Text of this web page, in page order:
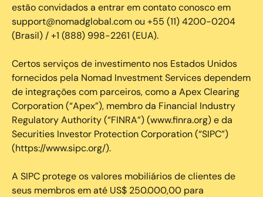
estão convidados a entrar em contato conosco em
support@nomadglobal.com ou +55 (11) 4200-0204
(Brasil) / +1 (888) 998-2261 (EUA).
Certos serviços de investimento nos Estados Unidos
fornecidos pela Nomad Investment Services dependem
de integrações com parceiros, como a Apex Clearing
Corporation (“Apex”), membro da Financial Industry
Regulatory Authority (“FINRA”) (www.finra.org) e da
Securities Investor Protection Corporation (“SIPC”)
(https://www.sipc.org/).
A SIPC protege os valores mobiliários de clientes de
seus membros em até US$ 250.000,00 para